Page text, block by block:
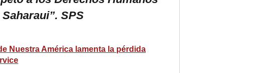
SPS
Nuestra América lamenta la pérdida